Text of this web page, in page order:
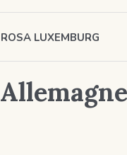
ROSA LUXEMBURG